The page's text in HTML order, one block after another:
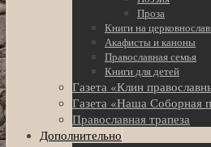
Проза
Книги на
Акафисты и каноны
Православная семья
Книги для детей
Газета «Клин
Газета «Наша Соборная
Православная трапеза
Дополнительно